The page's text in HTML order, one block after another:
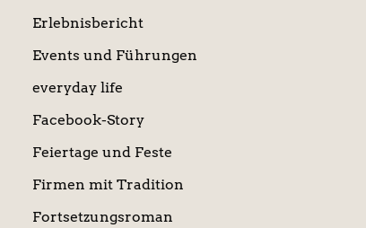
Erlebnisbericht
Events und Führungen
everyday life
Facebook-Story
Feiertage und Feste
Firmen mit Tradition
Fortsetzungsroman